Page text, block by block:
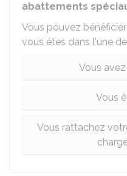
abattements
Vous pouvez
vous êtes dans l'une
Vous
Vous
Vous rattachez